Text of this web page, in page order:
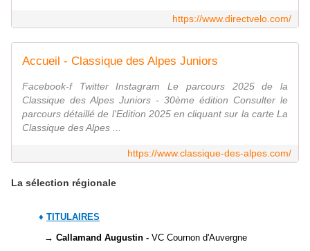
https://www.directvelo.com/
Accueil - Classique des Alpes Juniors
Facebook-f Twitter Instagram Le parcours 2025 de la
Classique des Alpes Juniors - 30ème édition Consulter le
parcours détaillé de l'Edition 2025 en cliquant sur la carte La
Classique des Alpes ...
https://www.classique-des-alpes.com/
La sélection régionale
♦ TITULAIRES
→ Callamand Augustin - VC Cournon d'Auvergne